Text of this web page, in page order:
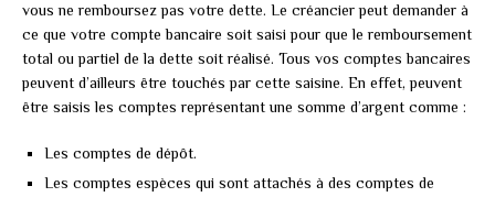
vous ne remboursez pas votre dette. Le créancier peut demander à
ce que votre compte bancaire soit saisi pour que le remboursement
total ou partiel de la dette soit réalisé. Tous vos comptes bancaires
peuvent d’ailleurs être touchés par cette saisine. En effet, peuvent
être saisis les comptes représentant une somme d’argent comme :
Les comptes de dépôt.
Les comptes espèces qui sont attachés à des comptes de